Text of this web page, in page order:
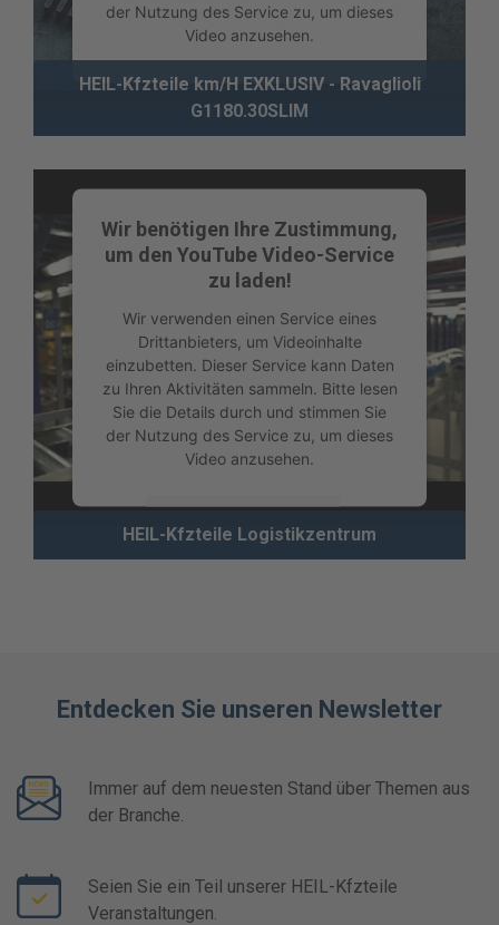
der Nutzung des Service zu, um dieses
Video anzusehen.
Mehr Informationen
powered byUsercentrics Consent
HEIL-Kfzteile km/H EXKLUSIV - Ravaglioli
G1180.30SLIM
Wir benötigen Ihre Zustimmung,
um den YouTube Video-Service
zu laden!
Wir verwenden einen Service eines
Drittanbieters, um Videoinhalte
einzubetten. Dieser Service kann Daten
zu Ihren Aktivitäten sammeln. Bitte lesen
Sie die Details durch und stimmen Sie
der Nutzung des Service zu, um dieses
Video anzusehen.
HEIL-Kfzteile Logistikzentrum
Entdecken Sie unseren Newsletter
Immer auf dem neuesten Stand über Themen aus
der Branche.
Seien Sie ein Teil unserer HEIL-Kfzteile
Veranstaltungen.